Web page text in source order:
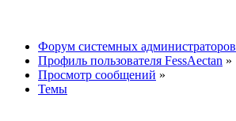
Форум системных администраторов
Профиль пользователя FessAectan »
Просмотр сообщений »
Темы